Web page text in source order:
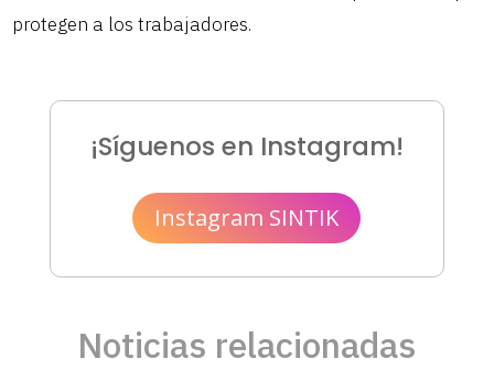
protegen a los trabajadores.
¡Síguenos en Instagram!
Instagram SINTIK
Noticias relacionadas